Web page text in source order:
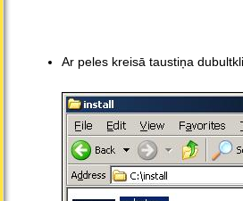
Ar peles kreisā taustiņa